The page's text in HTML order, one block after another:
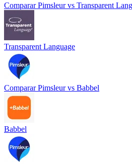
Comparar Pimsleurvs Transparent
Transparent Language
Comparar Pimsleurvs Babbel
Babbel